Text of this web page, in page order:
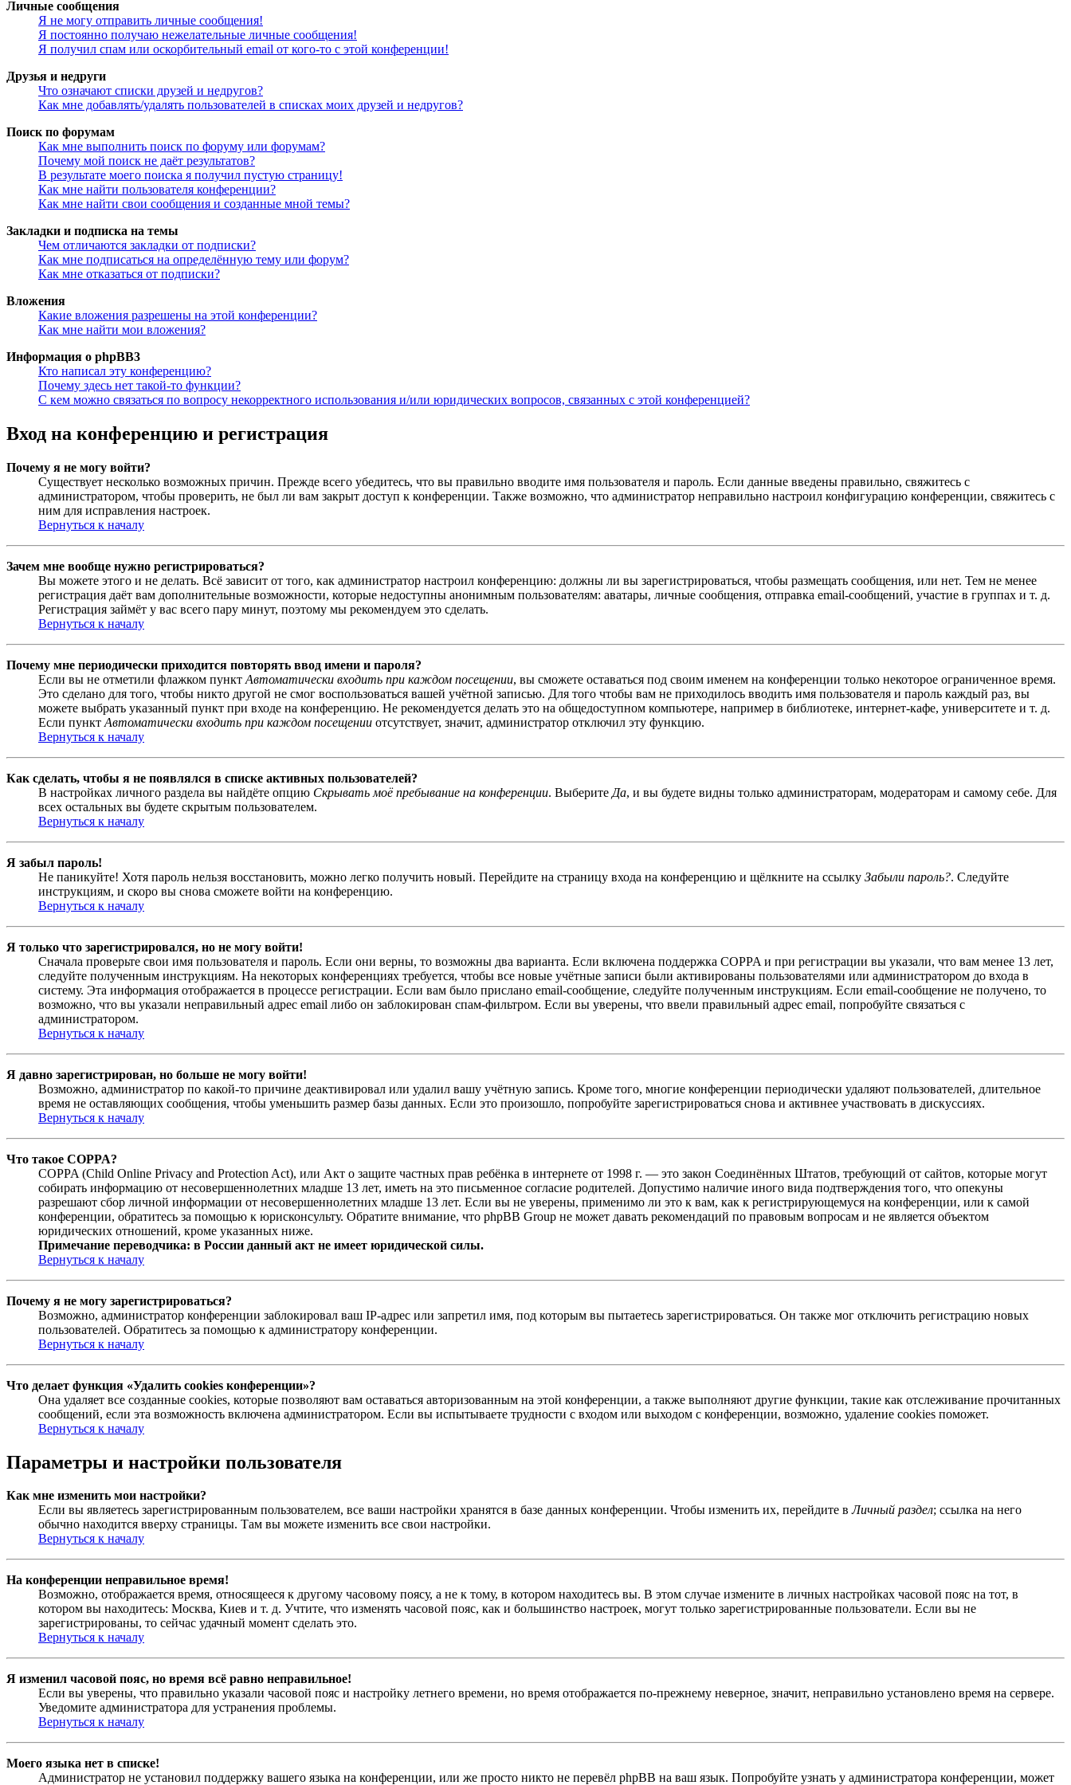
Личные сообщения
Я не могу отправить личные сообщения!
Я постоянно получаю нежелательные личные сообщения!
Я получил спам или оскорбительный email от кого-то с этой конференции!
Друзья и недруги
Что означают списки друзей и недругов?
Как мне добавлять/удалять пользователей в списках моих друзей и недругов?
Поиск по форумам
Как мне выполнить поиск по форуму или форумам?
Почему мой поиск не даёт результатов?
В результате моего поиска я получил пустую страницу!
Как мне найти пользователя конференции?
Как мне найти свои сообщения и созданные мной темы?
Закладки и подписка на темы
Чем отличаются закладки от подписки?
Как мне подписаться на определённую тему или форум?
Как мне отказаться от подписки?
Вложения
Какие вложения разрешены на этой конференции?
Как мне найти мои вложения?
Информация о phpBB3
Кто написал эту конференцию?
Почему здесь нет такой-то функции?
С кем можно связаться по вопросу некорректного использования и/или юридических вопросов, связанных с этой конференцией?
Вход на конференцию и регистрация
Почему я не могу войти?
Существует несколько возможных причин. Прежде всего убедитесь, что вы правильно вводите имя пользователя и пароль. Если данные введены правильно, свяжитесь с
администратором, чтобы проверить, не был ли вам закрыт доступ к конференции. Также возможно, что администратор неправильно настроил конфигурацию конференции, свяжитесь с
ним для исправления настроек.
Вернуться к началу
Зачем мне вообще нужно регистрироваться?
Вы можете этого и не делать. Всё зависит от того, как администратор настроил конференцию: должны ли вы зарегистрироваться, чтобы размещать сообщения, или нет. Тем не менее
регистрация даёт вам дополнительные возможности, которые недоступны анонимным пользователям: аватары, личные сообщения, отправка email-сообщений, участие в группах и т. д.
Регистрация займёт у вас всего пару минут, поэтому мы рекомендуем это сделать.
Вернуться к началу
Почему мне периодически приходится повторять ввод имени и пароля?
Если вы не отметили флажком пункт Автоматически входить при каждом посещении, вы сможете оставаться под своим именем на конференции только некоторое ограниченное время.
Это сделано для того, чтобы никто другой не смог воспользоваться вашей учётной записью. Для того чтобы вам не приходилось вводить имя пользователя и пароль каждый раз, вы
можете выбрать указанный пункт при входе на конференцию. Не рекомендуется делать это на общедоступном компьютере, например в библиотеке, интернет-кафе, университете и т. д.
Если пункт Автоматически входить при каждом посещении отсутствует, значит, администратор отключил эту функцию.
Вернуться к началу
Как сделать, чтобы я не появлялся в списке активных пользователей?
В настройках личного раздела вы найдёте опцию Скрывать моё пребывание на конференции. Выберите Да, и вы будете видны только администраторам, модераторам и самому себе. Для
всех остальных вы будете скрытым пользователем.
Вернуться к началу
Я забыл пароль!
Не паникуйте! Хотя пароль нельзя восстановить, можно легко получить новый. Перейдите на страницу входа на конференцию и щёлкните на ссылку Забыли пароль?. Следуйте
инструкциям, и скоро вы снова сможете войти на конференцию.
Вернуться к началу
Я только что зарегистрировался, но не могу войти!
Сначала проверьте свои имя пользователя и пароль. Если они верны, то возможны два варианта. Если включена поддержка COPPA и при регистрации вы указали, что вам менее 13 лет,
следуйте полученным инструкциям. На некоторых конференциях требуется, чтобы все новые учётные записи были активированы пользователями или администратором до входа в
систему. Эта информация отображается в процессе регистрации. Если вам было прислано email-сообщение, следуйте полученным инструкциям. Если email-сообщение не получено, то
возможно, что вы указали неправильный адрес email либо он заблокирован спам-фильтром. Если вы уверены, что ввели правильный адрес email, попробуйте связаться с
администратором.
Вернуться к началу
Я давно зарегистрирован, но больше не могу войти!
Возможно, администратор по какой-то причине деактивировал или удалил вашу учётную запись. Кроме того, многие конференции периодически удаляют пользователей, длительное
время не оставляющих сообщения, чтобы уменьшить размер базы данных. Если это произошло, попробуйте зарегистрироваться снова и активнее участвовать в дискуссиях.
Вернуться к началу
Что такое COPPA?
COPPA (Child Online Privacy and Protection Act), или Акт о защите частных прав ребёнка в интернете от 1998 г. — это закон Соединённых Штатов, требующий от сайтов, которые могут
собирать информацию от несовершеннолетних младше 13 лет, иметь на это письменное согласие родителей. Допустимо наличие иного вида подтверждения того, что опекуны
разрешают сбор личной информации от несовершеннолетних младше 13 лет. Если вы не уверены, применимо ли это к вам, как к регистрирующемуся на конференции, или к самой
конференции, обратитесь за помощью к юрисконсульту. Обратите внимание, что phpBB Group не может давать рекомендаций по правовым вопросам и не является объектом
юридических отношений, кроме указанных ниже.
Примечание переводчика: в России данный акт не имеет юридической силы.
Вернуться к началу
Почему я не могу зарегистрироваться?
Возможно, администратор конференции заблокировал ваш IP-адрес или запретил имя, под которым вы пытаетесь зарегистрироваться. Он также мог отключить регистрацию новых
пользователей. Обратитесь за помощью к администратору конференции.
Вернуться к началу
Что делает функция «Удалить cookies конференции»?
Она удаляет все созданные cookies, которые позволяют вам оставаться авторизованным на этой конференции, а также выполняют другие функции, такие как отслеживание прочитанных
сообщений, если эта возможность включена администратором. Если вы испытываете трудности с входом или выходом с конференции, возможно, удаление cookies поможет.
Вернуться к началу
Параметры и настройки пользователя
Как мне изменить мои настройки?
Если вы являетесь зарегистрированным пользователем, все ваши настройки хранятся в базе данных конференции. Чтобы изменить их, перейдите вЛичный раздел; ссылка на него
обычно находится вверху страницы. Там вы можете изменить все свои настройки.
Вернуться к началу
На конференции неправильное время!
Возможно, отображается время, относящееся к другому часовому поясу, а не к тому, в котором находитесь вы. В этом случае измените в личных настройках часовой пояс на тот, в
котором вы находитесь: Москва, Киев и т. д. Учтите, что изменять часовой пояс, как и большинство настроек, могут только зарегистрированные пользователи. Если вы не
зарегистрированы, то сейчас удачный момент сделать это.
Вернуться к началу
Я изменил часовой пояс, но время всё равно неправильное!
Если вы уверены, что правильно указали часовой пояс и настройку летнего времени, но время отображается по-прежнему неверное, значит, неправильно установлено время на сервере.
Уведомите администратора для устранения проблемы.
Вернуться к началу
Моего языка нет в списке!
Администратор не установил поддержку вашего языка на конференции, или же просто никто не перевёл phpBB на ваш язык. Попробуйте узнать у администратора конференции, может